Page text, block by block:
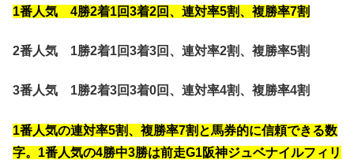
1番人気 4勝2着1回3着2回、連対率5割、複勝率7割
2番人気 1勝2着1回3着3回、連対率2割、複勝率5割
3番人気 1勝2着3回3着0回、連対率4割、複勝率4割
1番人気の連対率5割、複勝率7割と馬券的に信頼できる数
字。1番人気の4勝中3勝は前走G1阪神ジュベナイルフィリ